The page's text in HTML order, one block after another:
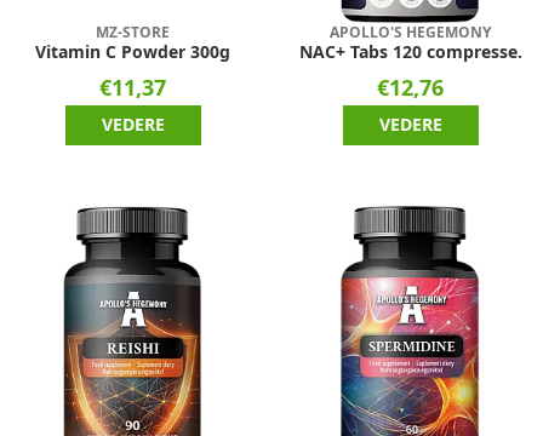
MZ-STORE
Vitamin C Powder 300g
€11,37
VEDERE
APOLLO'S HEGEMONY
NAC+ Tabs 120 compresse.
€12,76
VEDERE